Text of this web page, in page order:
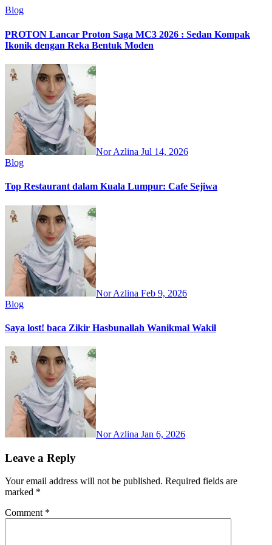
Blog
PROTON Lancar Proton Saga MC3 2026 : Sedan Kompak
Ikonik dengan Reka Bentuk Moden
Nor Azlina Jul 14, 2026
Blog
Top Restaurant dalam Kuala Lumpur: Cafe Sejiwa
Nor Azlina Feb 9, 2026
Blog
Saya lost! baca Zikir Hasbunallah Wanikmal Wakil
Nor Azlina Jan 6, 2026
Leave a Reply
Your email address will not be published. Required fields are
marked *
Comment *